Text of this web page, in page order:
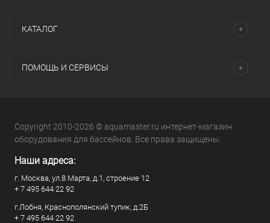
КАТАЛОГ
ПОМОЩЬ И СЕРВИСЫ
Copyright 2010-2026 © aquamaster.ru интернет-магазин
оборудования для бассейнов. Все права защищены.
Наши адреса:
г. Москва, ул.8 Марта, д.1, строение 12
+ 7 495 644 22 92
г.Лобня, Краснополянский тупик, д.2Б
+ 7 495 644 22 92